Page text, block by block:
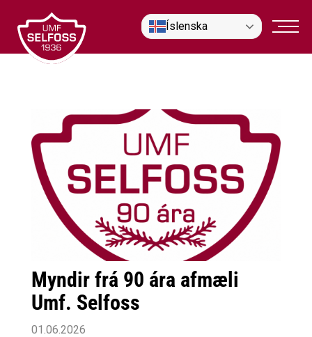
efni
Íslenska
Myndir frá 90 ára afmæli
Umf. Selfoss
01.06.2026